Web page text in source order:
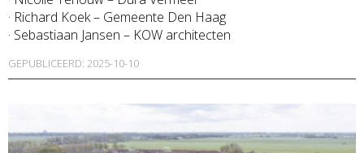
· Richard Koek – Gemeente Den Haag
· Sebastiaan Jansen – KOW architecten
GEPUBLICEERD: 2025-10-10